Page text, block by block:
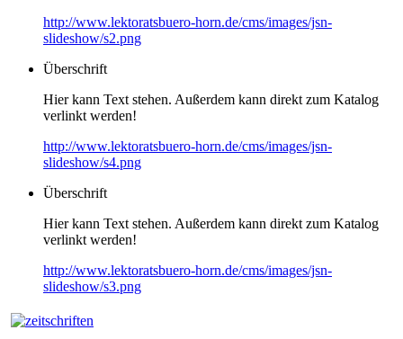
http://www.lektoratsbuero-horn.de/cms/images/jsn-
slideshow/s2.png
Überschrift
Hier kann Text stehen. Außerdem kann direkt zum Katalog
verlinkt werden!
http://www.lektoratsbuero-horn.de/cms/images/jsn-
slideshow/s4.png
Überschrift
Hier kann Text stehen. Außerdem kann direkt zum Katalog
verlinkt werden!
http://www.lektoratsbuero-horn.de/cms/images/jsn-
slideshow/s3.png